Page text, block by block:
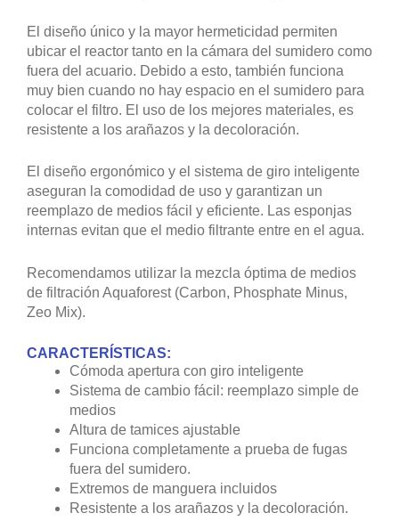
El diseño único y la mayor hermeticidad permiten
ubicar el reactor tanto en la cámara del sumidero como
fuera del acuario. Debido a esto, también funciona
muy bien cuando no hay espacio en el sumidero para
colocar el filtro. El uso de los mejores materiales, es
resistente a los arañazos y la decoloración.
El diseño ergonómico y el sistema de giro inteligente
aseguran la comodidad de uso y garantizan un
reemplazo de medios fácil y eficiente. Las esponjas
internas evitan que el medio filtrante entre en el agua.
Recomendamos utilizar la mezcla óptima de medios
de filtración Aquaforest (Carbon, Phosphate Minus,
Zeo Mix).
CARACTERÍSTICAS:
Cómoda apertura con giro inteligente
Sistema de cambio fácil: reemplazo simple de
medios
Altura de tamices ajustable
Funciona completamente a prueba de fugas
fuera del sumidero.
Extremos de manguera incluidos
Resistente a los arañazos y la decoloración.